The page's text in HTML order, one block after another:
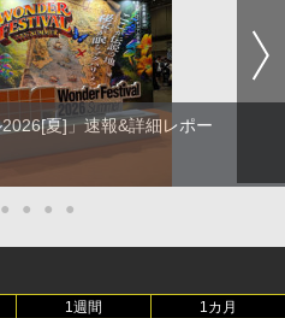
夏]」速報&詳細レポー
● ● ● ●
1週間 1カ月